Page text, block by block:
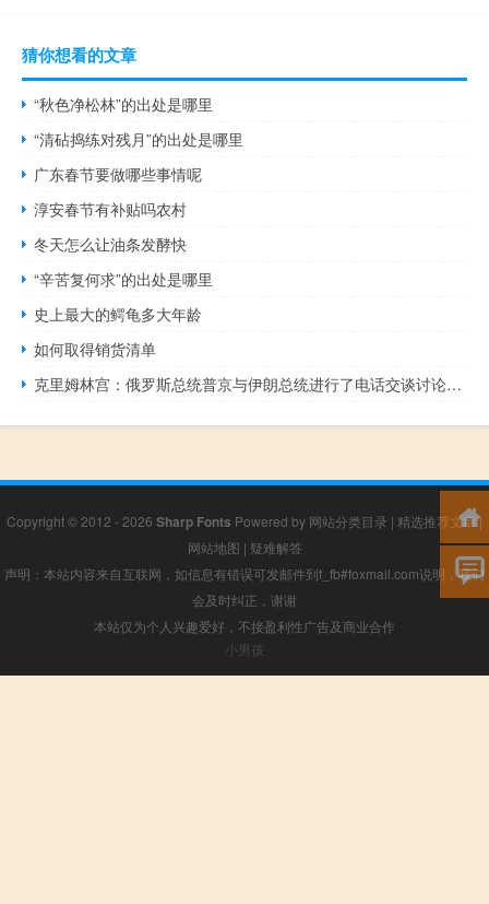
猜你想看的文章
“秋色净松林”的出处是哪里
“清砧捣练对残月”的出处是哪里
广东春节要做哪些事情呢
淳安春节有补贴吗农村
冬天怎么让油条发酵快
“辛苦复何求”的出处是哪里
史上最大的鳄龟多大年龄
如何取得销货清单
克里姆林宫：俄罗斯总统普京与伊朗总统进行了电话交谈讨论了贸易和能源
Copyright © 2012 - 2026 Sharp Fonts Powered by 网站分类目录 | 精选推荐文章 |
网站地图 | 疑难解答
声明：本站内容来自互联网，如信息有错误可发邮件到f_fb#foxmail.com说明，我们
会及时纠正，谢谢
本站仅为个人兴趣爱好，不接盈利性广告及商业合作
小男孩